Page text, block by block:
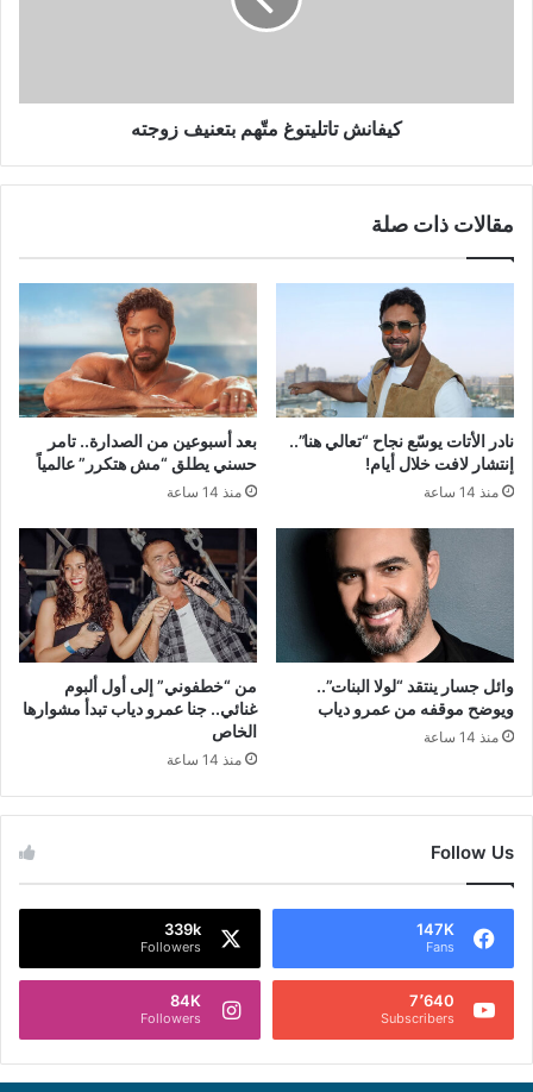
كيفانش تاتليتوغ متّهم بتعنيف زوجته
مقالات ذات صلة
نادر الأتات يوسّع نجاح “تعالي هنا”..
إنتشار لافت خلال أيام!
منذ 14 ساعة
بعد أسبوعين من الصدارة.. تامر
حسني يطلق “مش هتكرر” عالمياً
منذ 14 ساعة
وائل جسار ينتقد “لولا البنات”..
ويوضح موقفه من عمرو دياب
منذ 14 ساعة
من “خطفوني” إلى أول ألبوم
غنائي.. جنا عمرو دياب تبدأ مشوارها
الخاص
منذ 14 ساعة
Follow Us
147K
Fans
339k
Followers
7٬640
Subscribers
84K
Followers